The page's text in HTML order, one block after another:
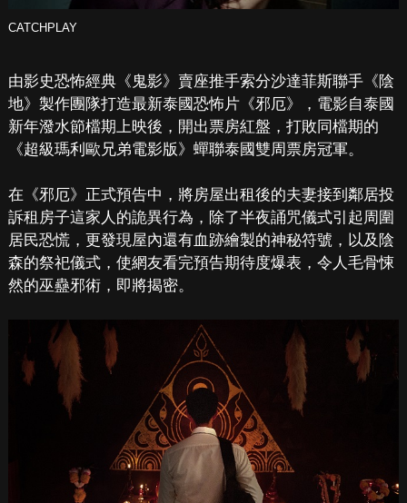
CATCHPLAY
由影史恐怖經典《鬼影》賣座推手索分沙達菲斯聯手《陰
地》製作團隊打造最新泰國恐怖片《邪厄》，電影自泰國
新年潑水節檔期上映後，開出票房紅盤，打敗同檔期的
《超級瑪利歐兄弟電影版》蟬聯泰國雙周票房冠軍。
在《邪厄》正式預告中，將房屋出租後的夫妻接到鄰居投
訴租房子這家人的詭異行為，除了半夜誦咒儀式引起周圍
居民恐慌，更發現屋內還有血跡繪製的神秘符號，以及陰
森的祭祀儀式，使網友看完預告期待度爆表，令人毛骨悚
然的巫蠱邪術，即將揭密。